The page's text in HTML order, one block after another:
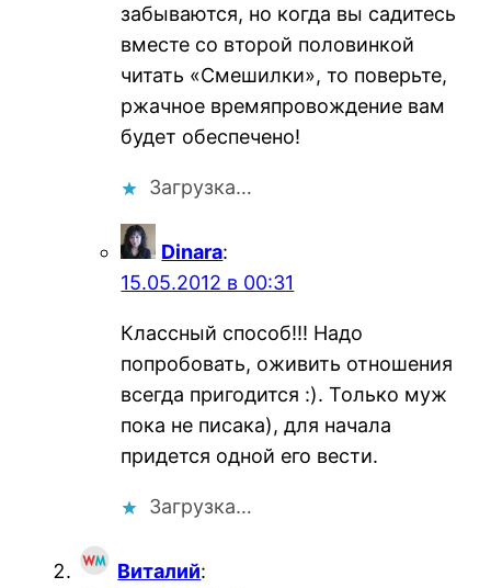
забываются, но когда вы садитесь
вместе со второй половинкой
читать «Смешилки», то поверьте,
ржачное времяпровождение вам
будет обеспечено!
Загрузка…
Dinara:
15.05.2012 в 00:31
Классный способ!!! Надо
попробовать, оживить отношения
всегда пригодится :). Только муж
пока не писака), для начала
придется одной его вести.
Загрузка…
Виталий: